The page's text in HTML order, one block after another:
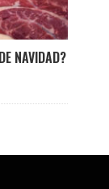
NAVIDAD?